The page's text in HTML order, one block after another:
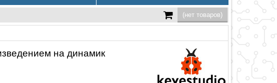
(нет товаров)
на динамик